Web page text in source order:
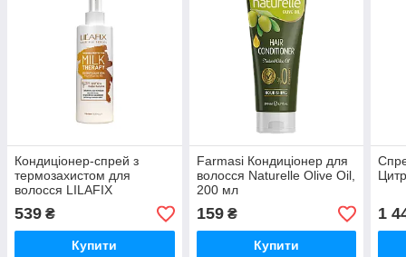
Кондиціонер-спрей з
термозахистом для
волосся LILAFIX
«Молочна терапія», 200
мл
539 ₴
Купити
Farmasi Кондиціонер для
волосся Naturelle Olive Oil,
200 мл
159₴
Купити
1